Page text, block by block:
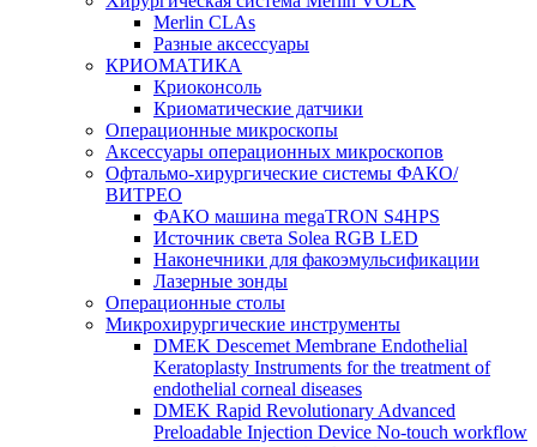
Merlin CLAs
Разные аксессуары
КРИОМАТИКА
Криоконсоль
Криоматические датчики
Операционные микроскопы
Аксессуары операционных микроскопов
Офтальмо-хирургические системы ФАКО/
ВИТРЕО
ФАКО машина megaTRON S4HPS
Источник света Solea RGB LED
Наконечники для факоэмульсификации
Лазерные зонды
Операционные столы
Микрохирургические инструменты
DMEK Descemet Membrane Endothelial
Keratoplasty Instruments for the treatment of
endothelial corneal diseases
DMEK Rapid Revolutionary Advanced
Preloadable Injection Device No-touch workflow